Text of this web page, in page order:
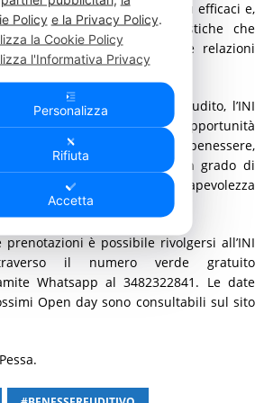
strategie terapeutiche più efficaci e,
ricorrere a soluzioni acustiche che
e la qualità delle relazioni
alla prevenzione dell’udito, l’INI
offrire alla comunità un’opportunità
cura di sé e del proprio benessere,
specialisti qualificati in grado di
in un percorso di consapevolezza
è possibile rivolgersi all’INI
il numero verde gratuito
Whatsapp al 3482322841. Le date
Open day sono consultabili sul sito
Policy e la Privacy Policy.
la Cookie Policy
l'Informativa Privacy
Personalizza
Rifiuta
Accetta